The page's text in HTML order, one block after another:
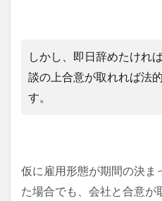
しかし、即日辞めたけれ
談の上合意が取れれば法
す。
仮に雇用形態が期間の決ま
た場合でも、会社と合意が